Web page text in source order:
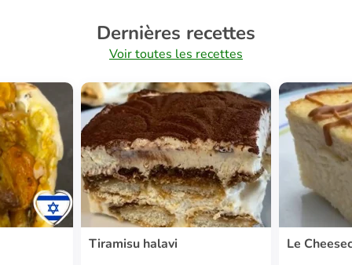
Dernières recettes
Voir toutes les recettes
Tiramisu halavi Le